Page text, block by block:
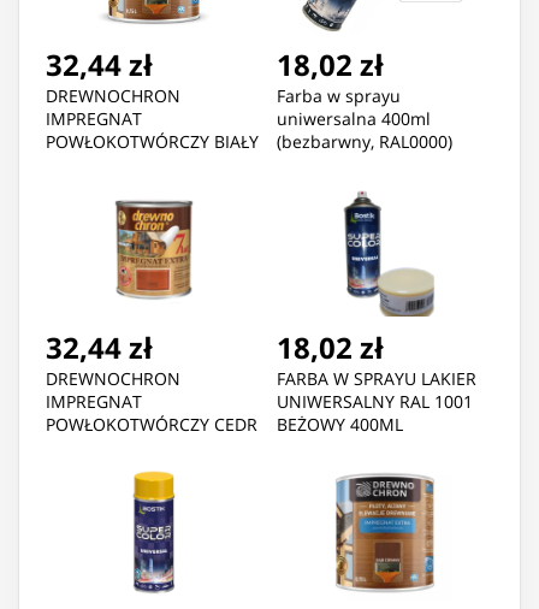
32,44 zł
DREWNOCHRON
IMPREGNAT
POWŁOKOTWÓRCZY BIAŁY
18,02 zł
Farba w sprayu
uniwersalna 400ml
(bezbarwny, RAL0000)
32,44 zł
DREWNOCHRON
IMPREGNAT
POWŁOKOTWÓRCZY CEDR
18,02 zł
FARBA W SPRAYU LAKIER
UNIWERSALNY RAL 1001
BEŻOWY 400ML